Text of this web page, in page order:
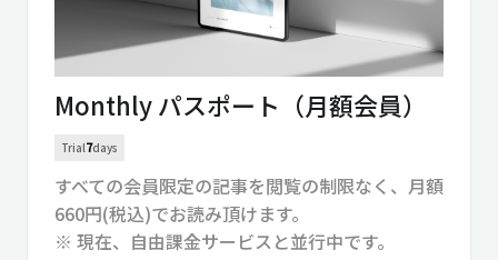
Monthly パスポート（月額会員）
Trial7days
すべての会員限定の記事を閲覧の制限なく、月額
660円(税込)でお読み頂けます。
※ 現在、自由課金サービスと並行中です。